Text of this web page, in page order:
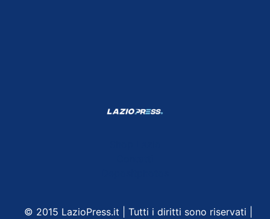
© 2015 LazioPress.it | Tutti i diritti sono riservati |